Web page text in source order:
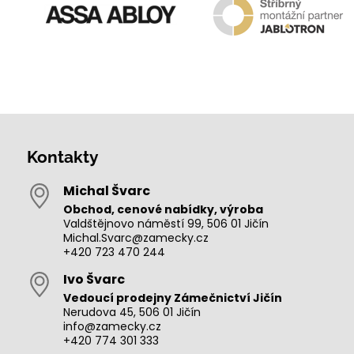
Kontakty
Michal Švarc
Obchod, cenové nabídky, výroba
Valdštějnovo náměstí 99, 506 01 Jičín
Michal.Svarc@zamecky.cz
+420 723 470 244
Ivo Švarc
Vedoucí prodejny Zámečnictví Jičín
Nerudova 45, 506 01 Jičín
info@zamecky.cz
+420 774 301 333